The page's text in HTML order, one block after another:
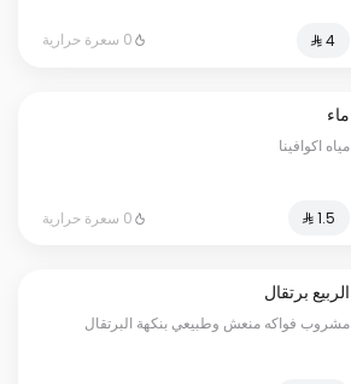
⁨⁦‪‬ 4⁩ 0 سعرة حرارية
ماء
مياه اكوافينا
0 سعرة حرارية
الربيع برتقال
مشروب فواكه منعش وطبيعي بنكهة البرتقال